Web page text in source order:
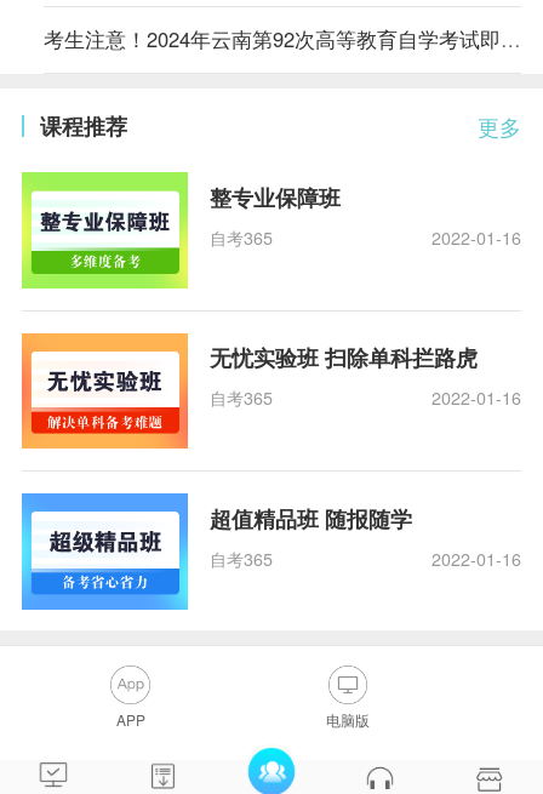
考生注意！2024年云南第92次高等教育自学考试即将开考
更多
课程推荐
整专业保障班
自考365 2022-01-16
无忧实验班 扫除单科拦路虎
自考365 2022-01-16
超值精品班 随报随学
自考365 2022-01-16
APP 电脑版